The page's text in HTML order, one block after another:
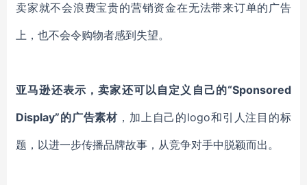
卖家就不会浪费宝贵的营销资金在无法带来订单的广告
上，也不会令购物者感到失望。
亚马逊还表示，卖家还可以自定义自己的“Sponsored
Display”的广告素材 ，加上自己的logo和引人注目的标
题，以进一步传播品牌故事，从竞争对手中脱颖而出。